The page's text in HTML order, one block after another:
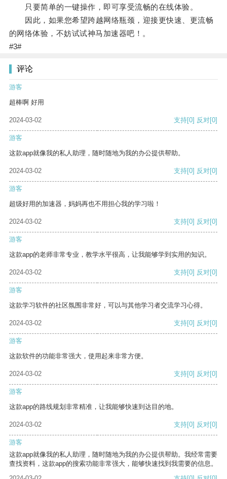
只要简单的一键操作，即可享受流畅的在线体验。
因此，如果您希望跨越网络瓶颈，迎接更快速、更流畅
的网络体验，不妨试试神马加速器吧！。
#3#
评论
游客
超棒啊 好用
2024-03-02 支持[0] 反对[0]
游客
这款app就像我的私人助理，随时随地为我的办公提供帮助。
2024-03-02 支持[0] 反对[0]
游客
超级好用的加速器，妈妈再也不用担心我的学习啦！
2024-03-02 支持[0] 反对[0]
游客
这款app的老师非常专业，教学水平很高，让我能够学到实用的知识。
2024-03-02 支持[0] 反对[0]
游客
这款学习软件的社区氛围非常好，可以与其他学习者交流学习心得。
2024-03-02 支持[0] 反对[0]
游客
这款软件的功能非常强大，使用起来非常方便。
2024-03-02 支持[0] 反对[0]
游客
这款app的路线规划非常精准，让我能够快速到达目的地。
2024-03-02 支持[0] 反对[0]
游客
这款app就像我的私人助理，随时随地为我的办公提供帮助。我经常需要
查找资料，这款app的搜索功能非常强大，能够快速找到我需要的信息。